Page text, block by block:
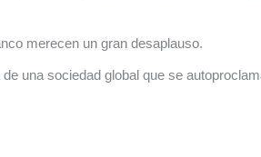
merecen un gran desaplauso.
una sociedad global que se